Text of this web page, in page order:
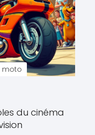
moto
du cinéma